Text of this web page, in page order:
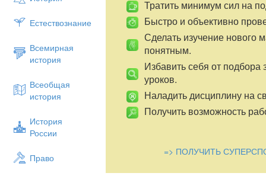
Естествознание
Всемирная
история
Всеобщая
история
История
России
Право
Тратить минимум сил на
Быстро и объективно
Сделать изучение нового
понятным.
Избавить себя от подбора
уроков.
Наладить дисциплину на
Получить возможность
=> ПОЛУЧИТЬ